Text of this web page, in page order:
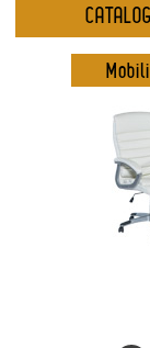
Catalogue
→ Nouveautés
→ Gamme
→ Rubriques
→ Types de
→ Noms /
→ Ensembles